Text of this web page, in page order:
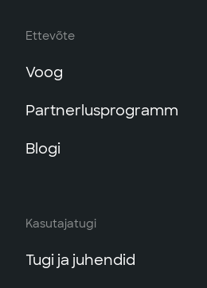
Ettevõte
Voog
Partnerlusprogramm
Blogi
Kasutajatugi
Tugi ja juhendid